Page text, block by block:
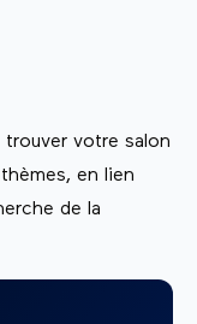
trouver votre salon
en lien
de la